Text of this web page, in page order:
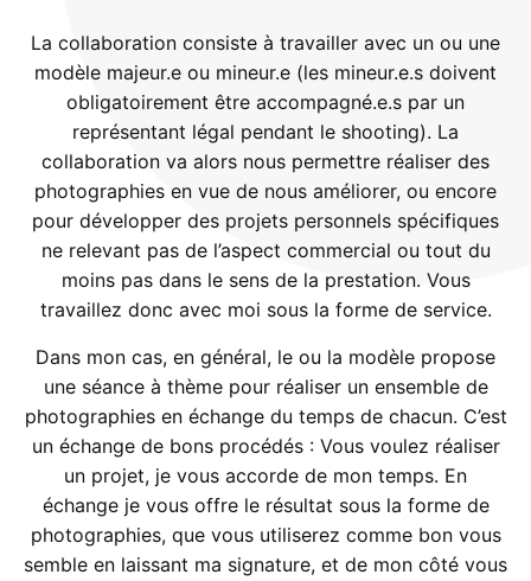
La collaboration consiste à travailler avec un ou une
modèle majeur.e ou mineur.e (les mineur.e.s doivent
obligatoirement être accompagné.e.s par un
représentant légal pendant le shooting). La
collaboration va alors nous permettre réaliser des
photographies en vue de nous améliorer, ou encore
pour développer des projets personnels spécifiques
ne relevant pas de l’aspect commercial ou tout du
moins pas dans le sens de la prestation. Vous
travaillez donc avec moi sous la forme de service.
Dans mon cas, en général, le ou la modèle propose
une séance à thème pour réaliser un ensemble de
photographies en échange du temps de chacun. C’est
un échange de bons procédés : Vous voulez réaliser
un projet, je vous accorde de mon temps. En
échange je vous offre le résultat sous la forme de
photographies, que vous utiliserez comme bon vous
semble en laissant ma signature, et de mon côté vous